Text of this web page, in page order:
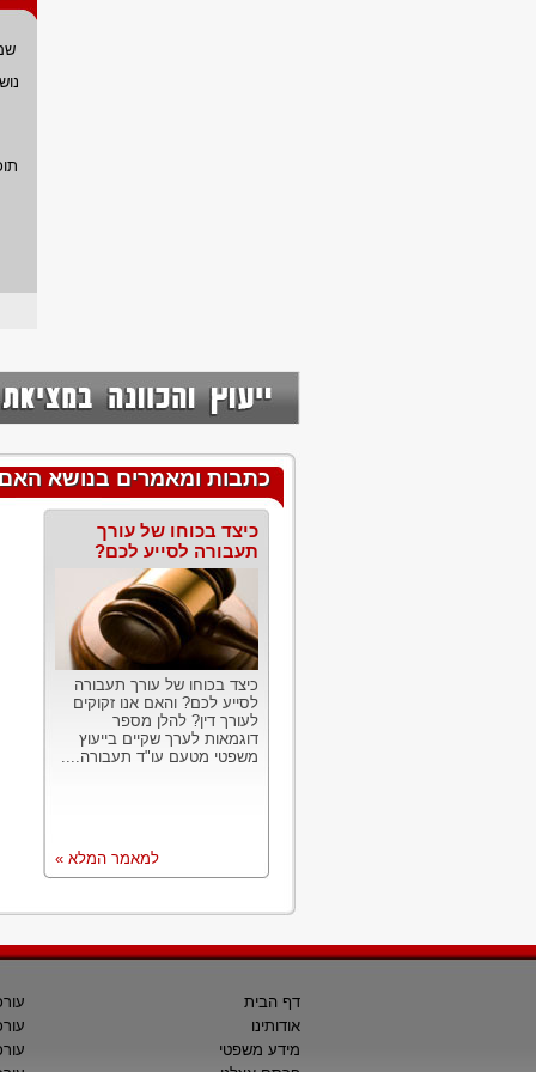
כתבות ומאמרים בנושא
כיצד בכוחו של עורך
תעבורה לסייע לכם?
כיצד בכוחו של עורך תעבורה
לסייע לכם? והאם אנו זקוקים
לעורך דין? להלן מספר
דוגמאות לערך שקיים בייעוץ
משפטי מטעם עו"ד תעבורה....
למאמר המלא »
דף הבית
אודותינו
מידע משפטי